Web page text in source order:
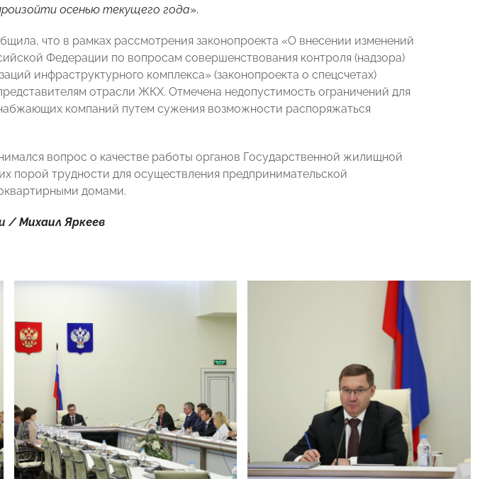
осенью текущего года».
что в рамках рассмотрения законопроекта «О внесении изменений
Федерации по вопросам совершенствования контроля (надзора)
инфраструктурного комплекса» (законопроекта о спецсчетах)
отрасли ЖКХ. Отмечена недопустимость ограничений для
компаний путем сужения возможности распоряжаться
вопрос о качестве работы органов Государственной жилищной
порой трудности для осуществления предпринимательской
домами.
/Михаил Яркеев